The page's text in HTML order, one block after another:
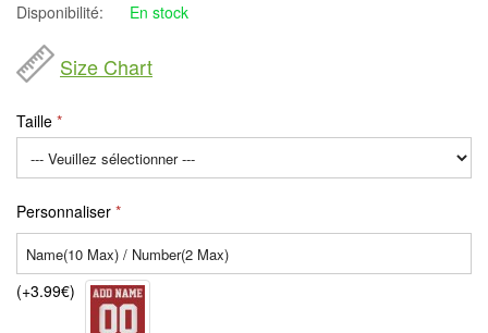
Disponibilité:
En stock
Size Chart
Taille
Personnaliser
(+3.99€)